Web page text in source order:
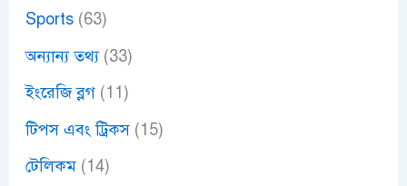
Sports(63)
অন্যান্য তথ্য(33)
ইংরেজি ব্লগ(11)
টিপস এবং ট্রিকস(15)
টেলিকম(14)